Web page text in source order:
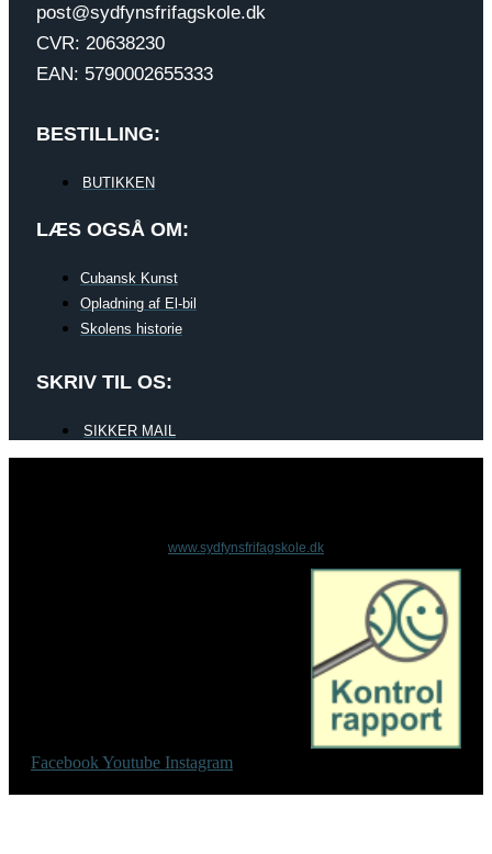
post@sydfynsfrifagskole.dk
CVR: 20638230
EAN: 5790002655333
BESTILLING:
BUTIKKEN
LÆS OGSÅ OM:
Cubansk Kunst
Opladning af El-bil
Skolens historie
SKRIV TIL OS:
SIKKER MAIL
www.sydfynsfrifagskole.dk
Facebook Youtube Instagram